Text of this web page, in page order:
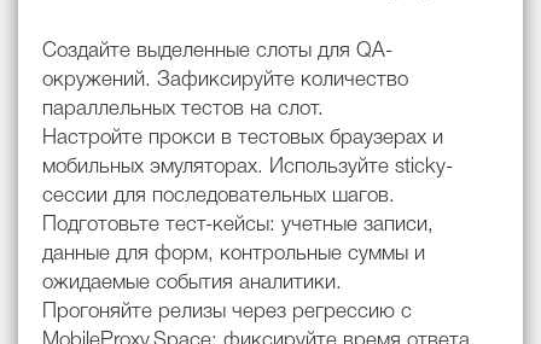
Создайте выделенные слоты для QA-
окружений. Зафиксируйте количество
параллельных тестов на слот.
Настройте прокси в тестовых браузерах и
мобильных эмуляторах. Используйте sticky-
сессии для последовательных шагов.
Подготовьте тест-кейсы: учетные записи,
данные для форм, контрольные суммы и
ожидаемые события аналитики.
Прогоняйте релизы через регрессию с